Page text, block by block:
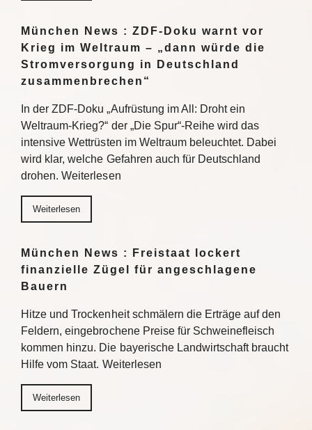
München News : ZDF-Doku warnt vor
Krieg im Weltraum – „dann würde die
Stromversorgung in Deutschland
zusammenbrechen“
In der ZDF-Doku „Aufrüstung im All: Droht ein
Weltraum-Krieg?“ der „Die Spur“-Reihe wird das
intensive Wettrüsten im Weltraum beleuchtet. Dabei
wird klar, welche Gefahren auch für Deutschland
drohen. Weiterlesen
Weiterlesen
München News : Freistaat lockert
finanzielle Zügel für angeschlagene
Bauern
Hitze und Trockenheit schmälern die Erträge auf den
Feldern, eingebrochene Preise für Schweinefleisch
kommen hinzu. Die bayerische Landwirtschaft braucht
Hilfe vom Staat. Weiterlesen
Weiterlesen